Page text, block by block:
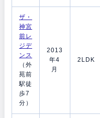
ザ・
神宮
前レ
ジデ
ンス
（外
苑前
駅徒
歩7
分）
2013
年4
月
2LDK